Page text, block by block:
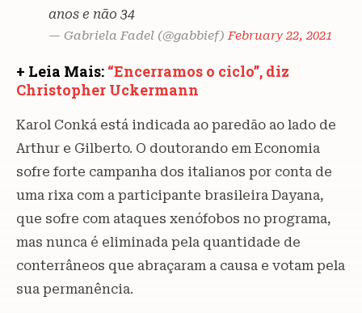
anos e não 34
— Gabriela Fadel (@gabbief)February 22, 2021
+ Leia Mais: “Encerramos o ciclo”, diz
Christopher Uckermann
Karol Conká está indicada ao paredão ao lado de
Arthur e Gilberto. O doutorando em Economia
sofre forte campanha dos italianos por conta de
uma rixa com a participante brasileira Dayana,
que sofre com ataques xenófobos no programa,
mas nunca é eliminada pela quantidade de
conterrâneos que abraçaram a causa e votam pela
sua permanência.